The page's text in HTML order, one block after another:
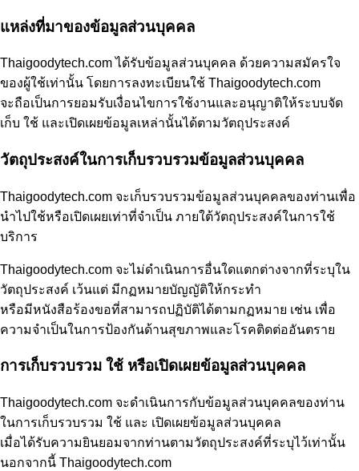
แหล่งที่มาของข้อมูลส่วนบุคคล
Thaigoodytech.com ได้รับข้อมูลส่วนบุคคล ด้วยความสมัครใจ
ของผู้ใช้เท่านั้น โดยการลงทะเบียนใช้ Thaigoodytech.com
จะถือเป็นการยอมรับเงื่อนไขการใช้งานและอนุญาติให้ระบบจัด
เก็บ ใช้ และเปิดเผยข้อมูลเหล่านั้นได้ตามวัตถุประสงค์
วัตถุประสงค์ในการเก็บรวบรวมข้อมูลส่วนบุคคล
Thaigoodytech.com จะเก็บรวบรวมข้อมูลส่วนบุคคลของท่านเพื่อ
นำไปใช้หรือเปิดเผยเท่าที่จำเป็น ภายใต้วัตถุประสงค์ในการใช้
บริการ
Thaigoodytech.com จะไม่ดำเนินการอื่นใดแตกต่างจากที่ระบุใน
วัตถุประสงค์ เว้นแต่ มีกฏหมายบัญญัติให้กระทำ
หรือมีหนังสือร้องขอที่สามารถปฏิบัติได้ตามกฏหมาย เช่น เพื่อ
ความจำเป็นในการป้องกันด้านสุขภาพและโรคติดต่ออันตราย
การเก็บรวบรวม ใช้ หรือเปิดเผยข้อมูลส่วนบุคคล
Thaigoodytech.com จะดำเนินการกับข้อมูลส่วนบุคคลของท่าน
ในการเก็บรวบรวม ใช้ และ เปิดเผยข้อมูลส่วนบุคคล
เมื่อได้รับความยินยอมจากท่านตามวัตถุประสงค์ที่ระบุไว้เท่านั้น
นอกจากนี้ Thaigoodytech.com